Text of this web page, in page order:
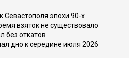
Севастополя эпохи 90-х
взяток не существовало
без откатов
дно к середине июля 2026